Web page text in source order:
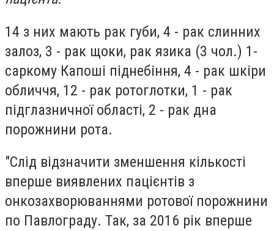
14 з них мають рак губи, 4 - рак слинних
залоз, 3 - рак щоки, рак язика (3 чол.) 1-
саркому Капоші піднебіння, 4 - рак шкіри
обличчя, 12 - рак ротоглотки, 1 - рак
підглазничної області, 2 - рак дна
порожнини рота.
"Слід відзначити зменшення кількості
вперше виявлених пацієнтів з
онкозахворюваннями ротової порожнини
по Павлограду. Так, за 2016 рік вперше